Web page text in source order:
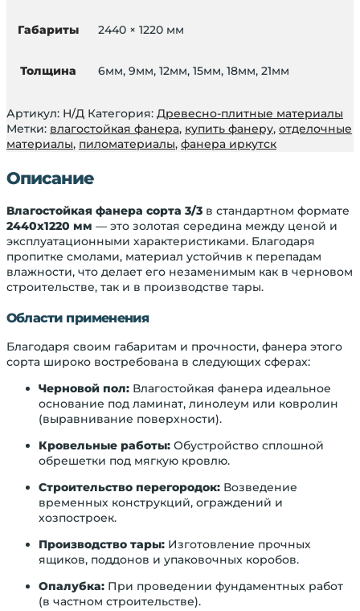
Габариты 2440 × 1220 мм
Толщина 6мм, 9мм, 12мм, 15мм, 18мм, 21мм
Артикул: Н/Д Категория: Древесно-плитные материалы
Метки: влагостойкая фанера, купить фанеру, отделочные
материалы, пиломатериалы, фанера иркутск
Описание
Влагостойкая фанера сорта 3/3 в стандартном формате
2440х1220 мм — это золотая середина между ценой и
эксплуатационными характеристиками. Благодаря
пропитке смолами, материал устойчив к перепадам
влажности, что делает его незаменимым как в черновом
строительстве, так и в производстве тары.
Области применения
Благодаря своим габаритам и прочности, фанера этого
сорта широко востребована в следующих сферах:
Черновой пол: Влагостойкая фанера идеальное
основание под ламинат, линолеум или ковролин
(выравнивание поверхности).
Кровельные работы: Обустройство сплошной
обрешетки под мягкую кровлю.
Строительство перегородок: Возведение
временных конструкций, ограждений и
хозпостроек.
Производство тары: Изготовление прочных
ящиков, поддонов и упаковочных коробов.
Опалубка: При проведении фундаментных работ
(в частном строительстве).